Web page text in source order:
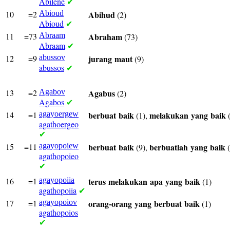
✔
10 =2 Abioud
Abioud ✔
Abihud(2)
11 =73 Abraam
Abraam ✔
Abraham(73)
12 =9 abussov
abussos ✔
jurang maut(9)
13
=2 Agabov
Agabos ✔
Agabus(2)
14 =1 agayoergew
agathoergeo
✔
berbuat baik(1), melakukan yang baik
15 =11 agayopoiew
agathopoieo
✔
berbuat baik(9), berbuatlah yang baik
16
=1 agayopoiia
agathopoiia ✔
terus melakukan apa yang baik(1)
17 =1 agayopoiov
agathopoios
✔
orang-orang yang berbuat baik(1)